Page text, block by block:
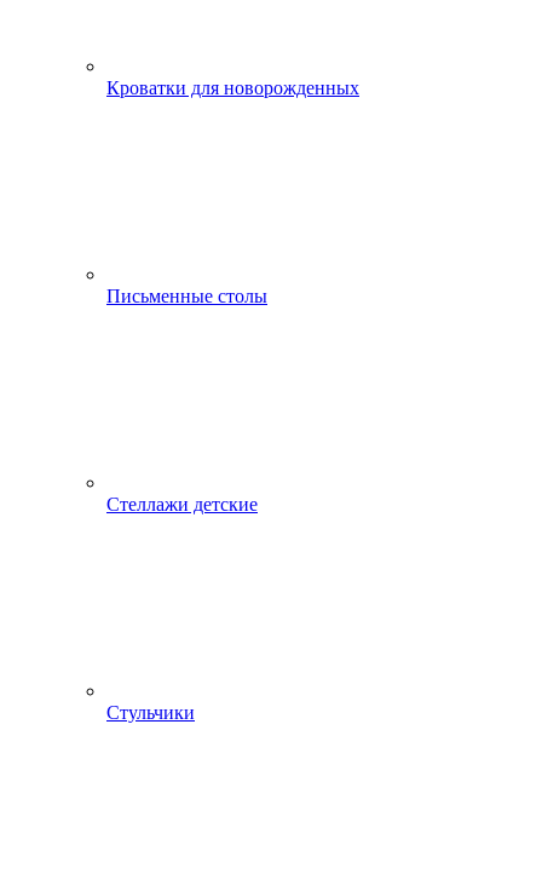
Кроватки для новорожденных
Письменные столы
Стеллажи детские
Стульчики